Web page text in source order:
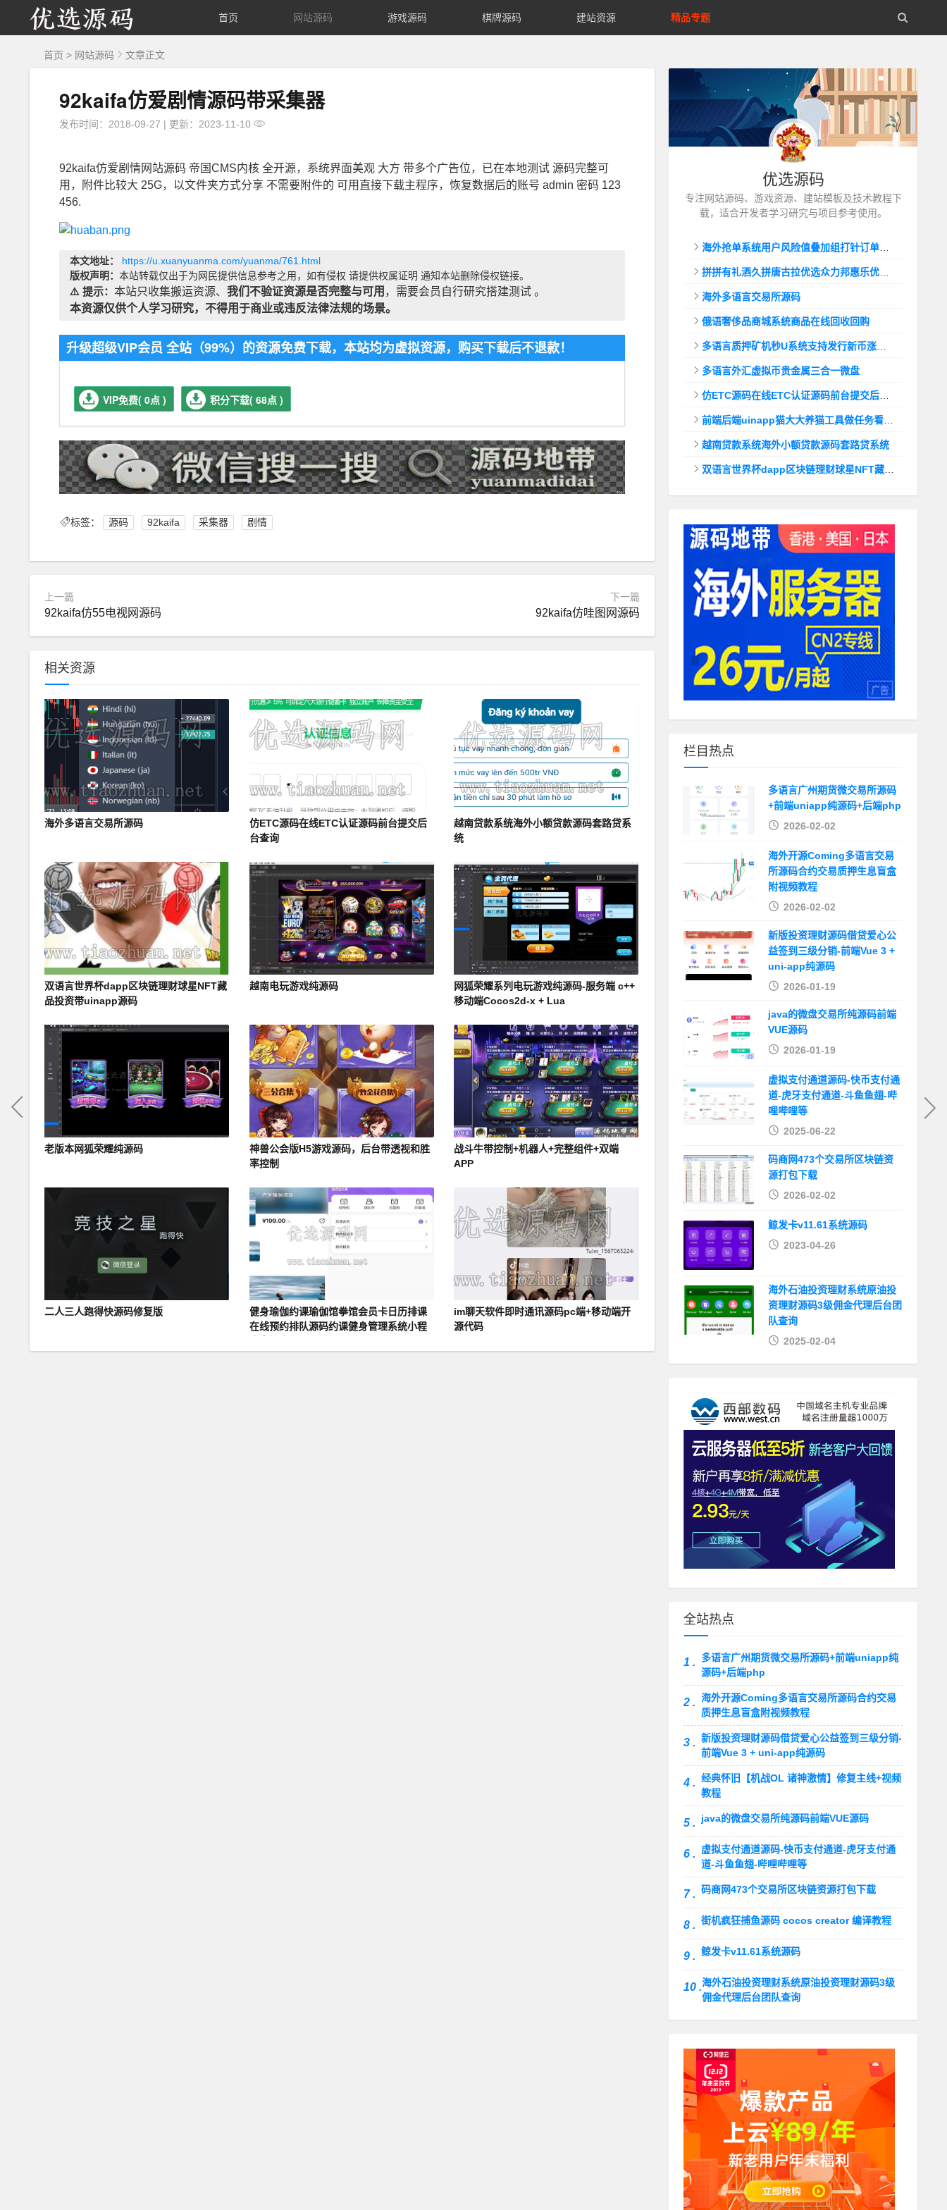
优 首页 网站源码 游戏源码 棋牌源码 建站资源 精品专题
首页 > 网站源码 文章正文
92kaifa仿爱剧情源码带采集器
发布时间：2018-09-27 | 更新：2023-11-10
92kaifa仿爱剧情网站源码 帝国CMS内核 全开源，系统界面美观 大方 带多个广告位，已在本地测试 源码完整可
用，附件比较大 25G，以文件夹方式分享 不需要附件的 可用直接下载主程序，恢复数据后的账号 admin 密码 123
456.
本文地址：
https://u.xuanyuanma.com/yuanma/761.html
版权声明： 本站转载仅出于为网民提供信息参考之用，如有侵权 请提供权属证明 通知本站删除侵权链接。
⚠️ 提示： 本站只收集搬运资源、 我们不验证资源是否完整与可用 ，需要会员自行研究搭建测试 。
本资源仅供个人学习研究，不得用于商业或违反法律法规的场景。
升级超级VIP会员 全站（99%）的资源免费下载，本站均为虚拟资源，购买下载后不退款！
VIP免费( 0点 ) 积分下载( 68点 )
标签： 源码 92kaifa 采集器 剧情
上一篇
92kaifa仿55电视网源码
下一篇
92kaifa仿哇图网源码
相关资源
海外多语言交易所源码
仿ETC源码在线ETC认证源码前台提交后
台查询
越南贷款系统海外小额贷款源码套路贷系
统
双语言世界杯dapp区块链理财球星NFT藏
品投资带uinapp源码
越南电玩游戏纯源码
网狐荣耀系列电玩游戏纯源码-服务端 c++
移动端Cocos2d-x + Lua
老版本网狐荣耀纯源码
神兽公会版H5游戏源码，后台带透视和胜
率控制
战斗牛带控制+机器人+完整组件+双端
APP
二人三人跑得快源码修复版
健身瑜伽约课瑜伽馆拳馆会员卡日历排课
在线预约排队源码约课健身管理系统小程
im聊天软件即时通讯源码pc端+移动端开
源代码
优选源码
专注网站源码、游戏资源、建站模板及技术教程下
载，适合开发者学习研究与项目参考使用。
海外抢单系统用户风险值叠加组打针订单自动匹配系统
拼拼有礼酒久拼唐古拉优选众力邦惠乐优选养猪拼购拼团返利系统
海外多语言交易所源码
俄语奢侈品商城系统商品在线回收回购
多语言质押矿机秒U系统支持发行新币涨幅调控+代理后台
多语言外汇虚拟币贵金属三合一微盘
仿ETC源码在线ETC认证源码前台提交后台查询
前端后端uinapp猫大大养猫工具做任务看广告邀好友即可获得收益猫力合成游戏
越南贷款系统海外小额贷款源码套路贷系统
双语言世界杯dapp区块链理财球星NFT藏品投资带uinapp源码
栏目热点
多语言广州期货微交易所源码
+前端uniapp纯源码+后端php
2026-02-02
海外开源Coming多语言交易
所源码合约交易质押生息盲盒
附视频教程
2026-02-02
新版投资理财源码借贷爱心公
益签到三级分销-前端Vue 3 +
uni-app纯源码
2026-01-19
java的微盘交易所纯源码前端
VUE源码
2026-01-19
虚拟支付通道源码-快币支付通
道-虎牙支付通道-斗鱼鱼翅-哔
哩哔哩等
2025-06-22
码商网473个交易所区块链资
源打包下载
2026-02-02
鲸发卡v11.61系统源码
2023-04-26
海外石油投资理财系统原油投
资理财源码3级佣金代理后台团
队查询
2025-02-04
全站热点
1 .
多语言广州期货微交易所源码+前端uniapp纯
源码+后端php
2 . 海外开源Coming多语言交易所源码合约交易
质押生息盲盒附视频教程
3 . 新版投资理财源码借贷爱心公益签到三级分销-
前端Vue 3 + uni-app纯源码
4 . 经典怀旧【机战OL 诸神激情】修复主线+视频
教程
5 . java的微盘交易所纯源码前端VUE源码
6 .
虚拟支付通道源码-快币支付通道-虎牙支付通
道-斗鱼鱼翅-哔哩哔哩等
7 . 码商网473个交易所区块链资源打包下载
8 . 街机疯狂捕鱼源码 cocos creator 编译教程
9 . 鲸发卡v11.61系统源码
10 .海外石油投资理财系统原油投资理财源码3级
佣金代理后台团队查询